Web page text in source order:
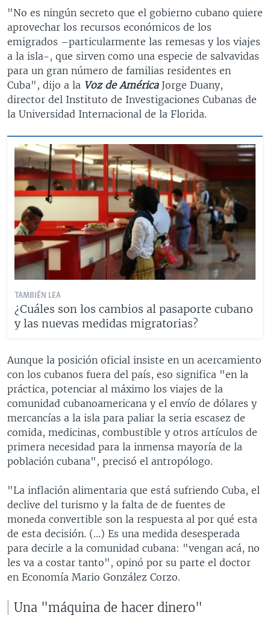
"No es ningún secreto que el gobierno cubano quiere
aprovechar los recursos económicos de los
emigrados –particularmente las remesas y los viajes
a la isla-, que sirven como una especie de salvavidas
para un gran número de familias residentes en
Cuba", dijo a la Voz de AméricaJorge Duany,
director del Instituto de Investigaciones Cubanas de
la Universidad Internacional de la Florida.
TAMBIÉN LEA
¿Cuáles son los cambios al pasaporte cubano
y las nuevas medidas migratorias?
Aunque la posición oficial insiste en un acercamiento
con los cubanos fuera del país, eso significa "en la
práctica, potenciar al máximo los viajes de la
comunidad cubanoamericana y el envío de dólares y
mercancías a la isla para paliar la seria escasez de
comida, medicinas, combustible y otros artículos de
primera necesidad para la inmensa mayoría de la
población cubana", precisó el antropólogo.
"La inflación alimentaria que está sufriendo Cuba, el
declive del turismo y la falta de de fuentes de
moneda convertible son la respuesta al por qué esta
de esta decisión. (...) Es una medida desesperada
para decirle a la comunidad cubana: "vengan acá, no
les va a costar tanto", opinó por su parte el doctor
en Economía Mario González Corzo.
Una "máquina de hacer dinero"